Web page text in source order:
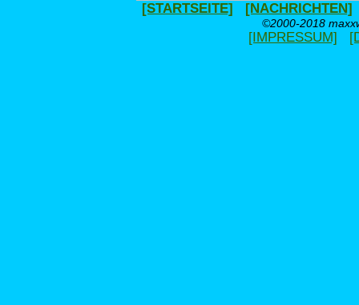
[STARTSEITE] [NACHRICHTEN]
©2000-2018
[IMPRESSUM]